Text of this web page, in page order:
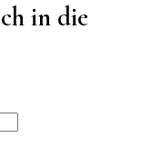
in die